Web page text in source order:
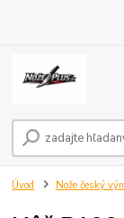
Úvod Nože český